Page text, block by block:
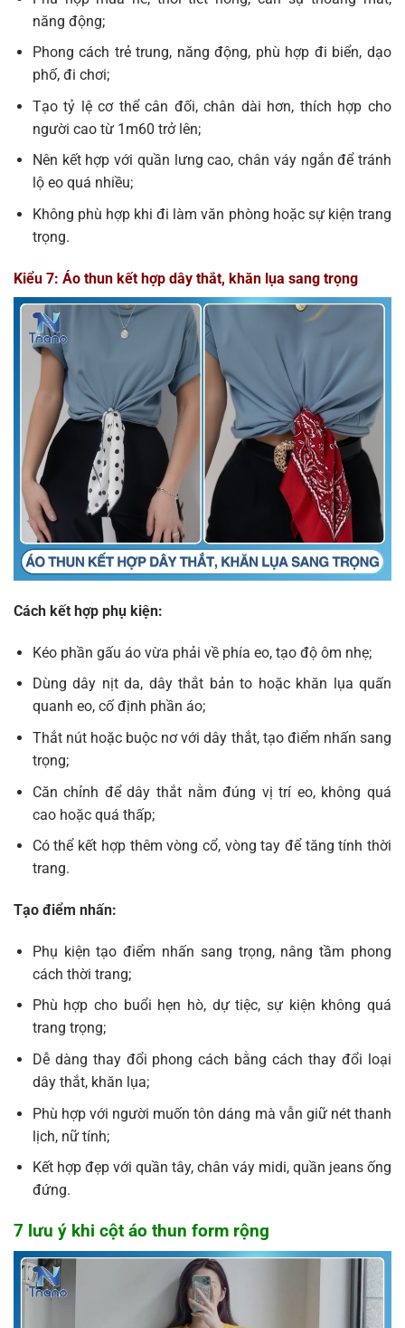
năng động;
Phong cách trẻ trung, năng động, phù hợp đi biển, dạo
phố, đi chơi;
Tạo tỷ lệ cơ thể cân đối, chân dài hơn, thích hợp cho
người cao từ 1m60 trở lên;
Nên kết hợp với quần lưng cao, chân váy ngắn để tránh
lộ eo quá nhiều;
Không phù hợp khi đi làm văn phòng hoặc sự kiện trang
trọng.
Kiểu 7: Áo thun kết hợp dây thắt, khăn lụa sang trọng
Cách kết hợp phụ kiện:
Kéo phần gấu áo vừa phải về phía eo, tạo độ ôm nhẹ;
Dùng dây nịt da, dây thắt bản to hoặc khăn lụa quấn
quanh eo, cố định phần áo;
Thắt nút hoặc buộc nơ với dây thắt, tạo điểm nhấn sang
trọng;
Căn chỉnh để dây thắt nằm đúng vị trí eo, không quá
cao hoặc quá thấp;
Có thể kết hợp thêm vòng cổ, vòng tay để tăng tính thời
trang.
Tạo điểm nhấn:
Phụ kiện tạo điểm nhấn sang trọng, nâng tầm phong
cách thời trang;
Phù hợp cho buổi hẹn hò, dự tiệc, sự kiện không quá
trang trọng;
Dễ dàng thay đổi phong cách bằng cách thay đổi loại
dây thắt, khăn lụa;
Phù hợp với người muốn tôn dáng mà vẫn giữ nét thanh
lịch, nữ tính;
Kết hợp đẹp với quần tây, chân váy midi, quần jeans ống
đứng.
7 lưu ý khi cột áo thun form rộng